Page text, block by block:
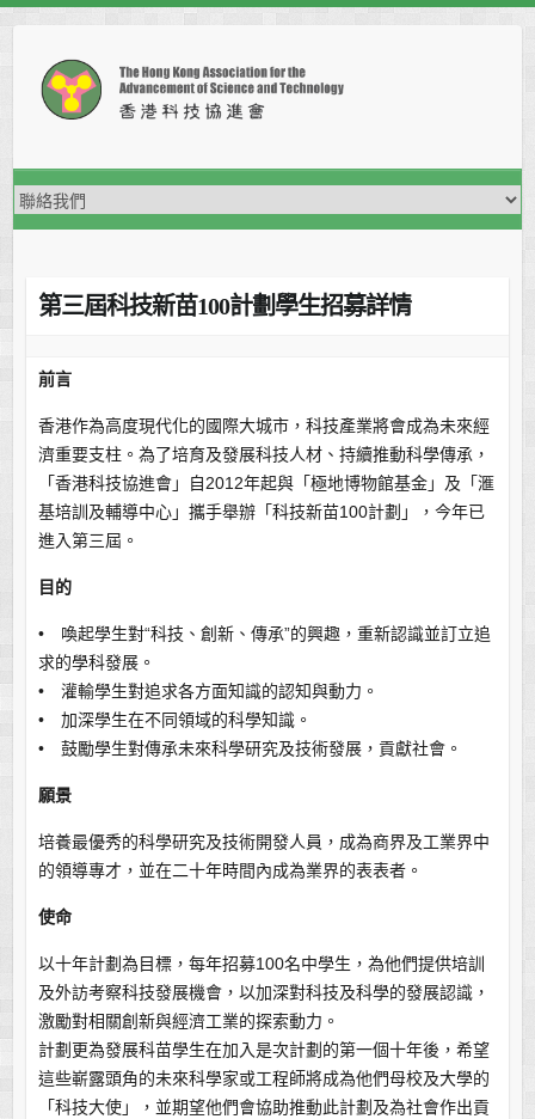
content
第三屆科技新苗100計劃學生招募詳情
前言
香港作為高度現代化的國際大城市，科技產業將會成為未來經
濟重要支柱。為了培育及發展科技人材、持續推動科學傳承，
「香港科技協進會」自2012年起與「極地博物館基金」及「滙
基培訓及輔導中心」攜手舉辦「科技新苗100計劃」，今年已
進入第三屆。
目的
• 喚起學生對“科技、創新、傳承”的興趣，重新認識並訂立追
求的學科發展。
• 灌輸學生對追求各方面知識的認知與動力。
• 加深學生在不同領域的科學知識。
• 鼓勵學生對傳承未來科學研究及技術發展，貢獻社會。
願景
培養最優秀的科學研究及技術開發人員，成為商界及工業界中
的領導專才，並在二十年時間內成為業界的表表者。
使命
以十年計劃為目標，每年招募100名中學生，為他們提供培訓
及外訪考察科技發展機會，以加深對科技及科學的發展認識，
激勵對相關創新與經濟工業的探索動力。
計劃更為發展科苗學生在加入是次計劃的第一個十年後，希望
這些嶄露頭角的未來科學家或工程師將成為他們母校及大學的
「科技大使」，並期望他們會協助推動此計劃及為社會作出貢